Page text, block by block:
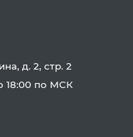
д. 2, стр. 2
18:00 по МСК